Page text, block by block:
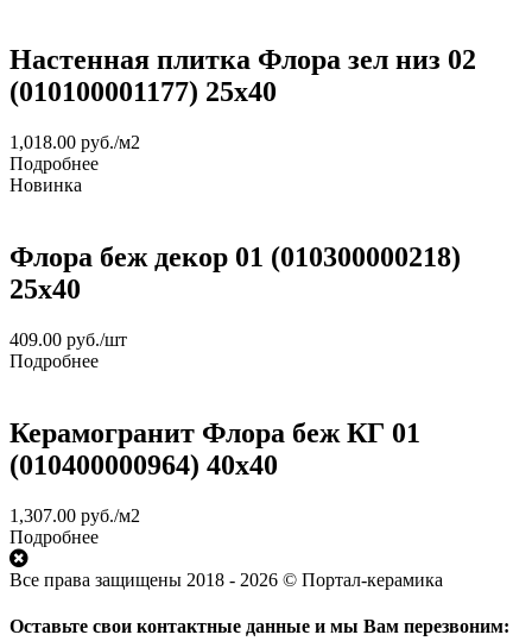
Настенная плитка Флора зел низ 02
(010100001177) 25х40
1,018.00 руб./м2
Подробнее
Новинка
Флора беж декор 01 (010300000218)
25x40
409.00 руб./шт
Подробнее
Керамогранит Флора беж КГ 01
(010400000964) 40х40
1,307.00 руб./м2
Подробнее
Все права защищены 2018 - 2026 © Портал-керамика
Оставьте свои контактные данные и мы Вам перезвоним: